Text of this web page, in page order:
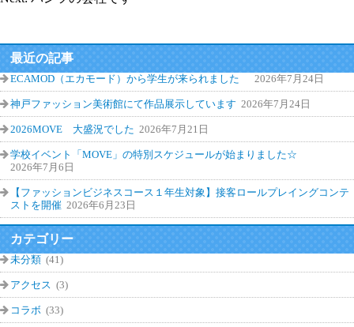
最近の記事
ECAMOD（エカモード）から学生が来られました 2026年7月24日
神戸ファッション美術館にて作品展示しています 2026年7月24日
2026MOVE 大盛況でした 2026年7月21日
学校イベント「MOVE」の特別スケジュールが始まりました☆
2026年7月6日
【ファッションビジネスコース１年生対象】接客ロールプレイングコンテ
ストを開催 2026年6月23日
カテゴリー
未分類 (41)
アクセス (3)
コラボ (33)